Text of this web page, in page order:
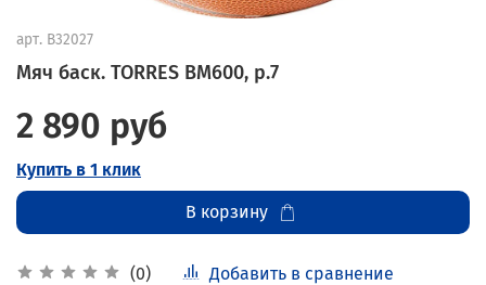
арт. B32027
Мяч баск. TORRES ВМ600, р.7
(0) Добавить в сравнение
2 890 руб
Купить в 1 клик
В корзину